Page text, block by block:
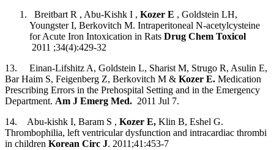
Breitbart R , Abu-Kishk I , Kozer E , Goldstein LH,
Youngster I, Berkovitch M. Intraperitoneal N-acetylcysteine
for Acute Iron Intoxication in Rats Drug Chem Toxicol
2011 ;34(4):429-32
13. Einan-Lifshitz A, Goldstein L, Sharist M, Strugo R, Asulin E,
Bar Haim S, Feigenberg Z, Berkovitch M & Kozer E. Medication
Prescribing Errors in the Prehospital Setting and in the Emergency
Department. Am J Emerg Med. 2011 Jul 7.
14. Abu-kishk I, Baram S , Kozer E, Klin B, Eshel G.
Thrombophilia, left ventricular dysfunction and intracardiac thrombi
in children Korean Circ J. 2011;41:453-7